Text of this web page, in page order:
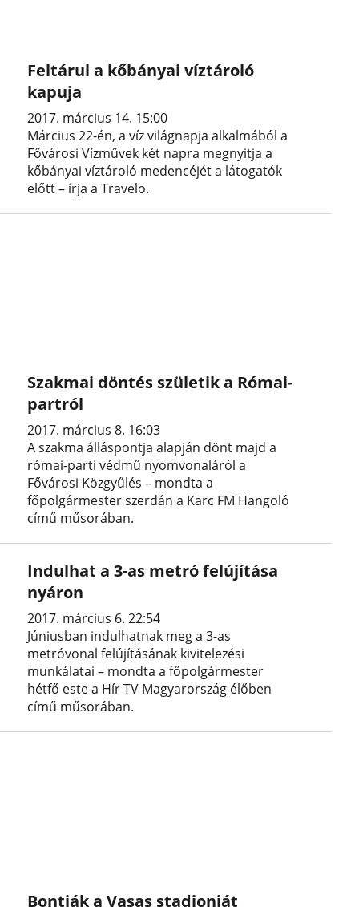
Feltárul a kőbányai víztároló
kapuja
2017. március 14. 15:00
Március 22-én, a víz világnapja alkalmából a
Fővárosi Vízművek két napra megnyitja a
kőbányai víztároló medencéjét a látogatók
előtt – írja a Travelo.
Szakmai döntés születik a Római-
partról
2017. március 8. 16:03
A szakma álláspontja alapján dönt majd a
római-parti védmű nyomvonaláról a
Fővárosi Közgyűlés – mondta a
főpolgármester szerdán a Karc FM Hangoló
című műsorában.
Indulhat a 3-as metró felújítása
nyáron
2017. március 6. 22:54
Júniusban indulhatnak meg a 3-as
metróvonal felújításának kivitelezési
munkálatai – mondta a főpolgármester
hétfő este a Hír TV Magyarország élőben
című műsorában.
Bontják a Vasas stadionját